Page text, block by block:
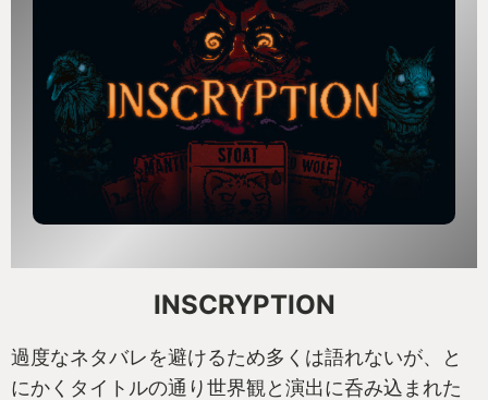
INSCRYPTION
過度なネタバレを避けるため多くは語れないが、と
にかくタイトルの通り世界観と演出に呑み込まれた